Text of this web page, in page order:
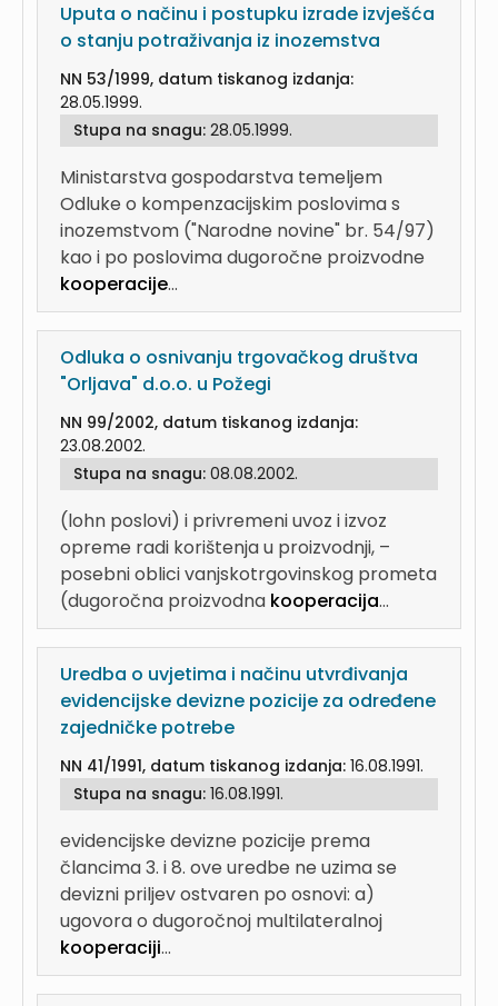
Uputa o načinu i postupku izrade izvješća
o stanju potraživanja iz inozemstva
NN 53/1999, datum tiskanog izdanja:
28.05.1999.
Stupa na snagu: 28.05.1999.
Ministarstva gospodarstva temeljem
Odluke o kompenzacijskim poslovima s
inozemstvom ("Narodne novine" br. 54/97)
kao i po poslovima dugoročne proizvodne
kooperacije...
Odluka o osnivanju trgovačkog društva
"Orljava" d.o.o. u Požegi
NN 99/2002, datum tiskanog izdanja:
23.08.2002.
Stupa na snagu: 08.08.2002.
(lohn poslovi) i privremeni uvoz i izvoz
opreme radi korištenja u proizvodnji, –
posebni oblici vanjskotrgovinskog prometa
(dugoročna proizvodna kooperacija...
Uredba o uvjetima i načinu utvrđivanja
evidencijske devizne pozicije za određene
zajedničke potrebe
NN 41/1991, datum tiskanog izdanja: 16.08.1991.
Stupa na snagu: 16.08.1991.
evidencijske devizne pozicije prema
člancima 3. i 8. ove uredbe ne uzima se
devizni priljev ostvaren po osnovi: a)
ugovora o dugoročnoj multilateralnoj
kooperaciji...